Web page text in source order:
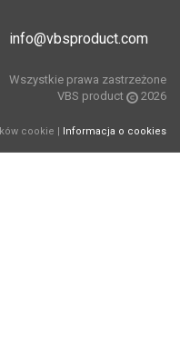
info@vbsproduct.com
Wszystkie prawa zastrzeżone
VBS product
2026
cookie | Informacja o cookies